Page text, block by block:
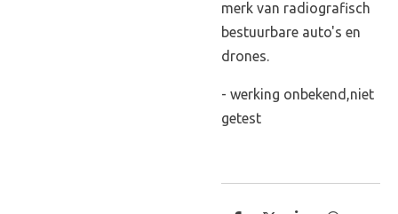
merk van radiografisch
bestuurbare auto's en
drones.
- werking onbekend,niet
getest